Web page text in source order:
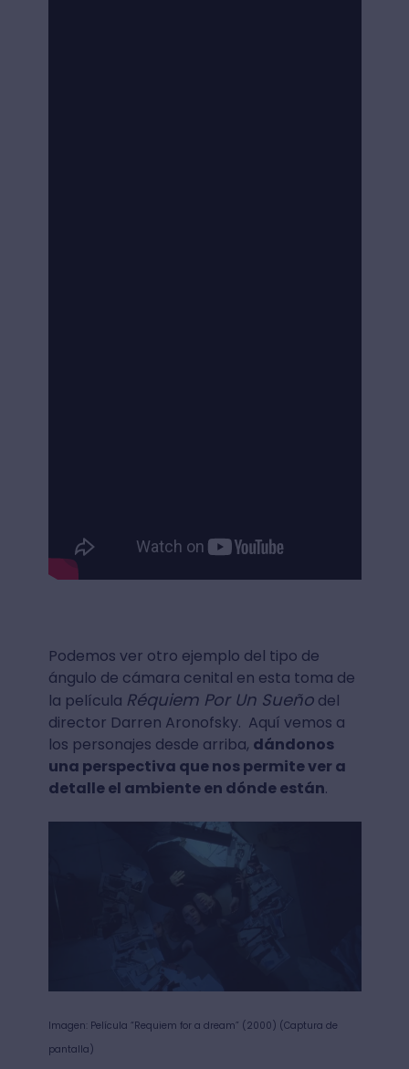
Podemos ver otro ejemplo del tipo de
ángulo de cámara cenital en esta toma de
la película Réquiem Por Un Sueñodel
director Darren Aronofsky. Aquí vemos a
los personajes desde arriba, dándonos
una perspectiva que nos permite ver a
detalle el ambiente en dónde están.
Imagen: Película “Requiem for a dream” (2000) (Captura de
pantalla)